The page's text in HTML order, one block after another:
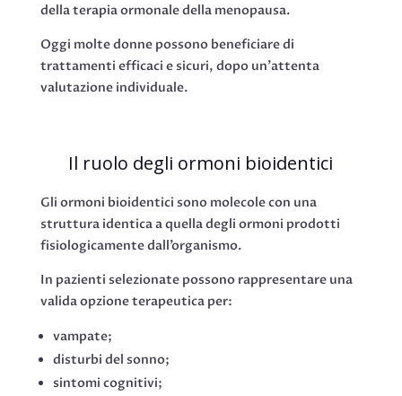
della terapia ormonale della menopausa.
Oggi molte donne possono beneficiare di
trattamenti efficaci e sicuri, dopo un’attenta
valutazione individuale.
Il ruolo degli ormoni bioidentici
Gli ormoni bioidentici sono molecole con una
struttura identica a quella degli ormoni prodotti
fisiologicamente dall’organismo.
In pazienti selezionate possono rappresentare una
valida opzione terapeutica per:
vampate;
disturbi del sonno;
sintomi cognitivi;